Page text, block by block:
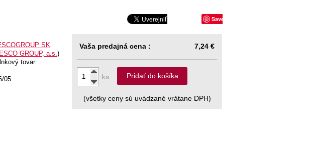
Save
SK
GROUP, a.s.)
tovar
05
Vaša predajná cena : 7,24 €
ks Pridať do košíka
(všetky ceny sú uvádzané vrátane DPH)